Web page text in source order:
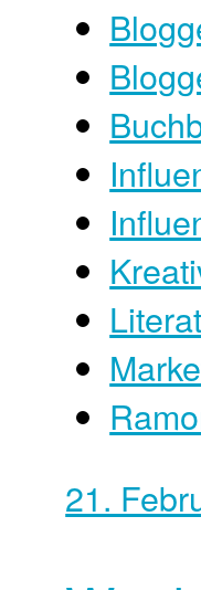
21.